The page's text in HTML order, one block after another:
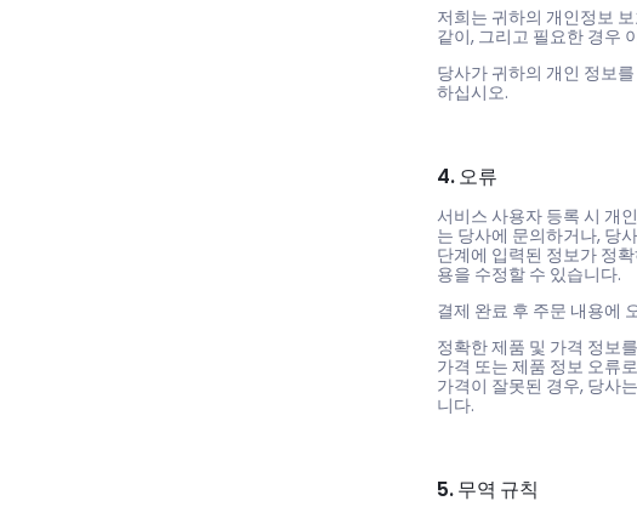
저희는 귀하의 개인정보
같이, 그리고 필요한 경우
당사가 귀하의 개인 정보
하십시오.
4. 오류
서비스 사용자 등록 시 개
는 당사에 문의하거나, 당
단계에 입력된 정보가 정
용을 수정할 수 있습니다.
결제 완료 후 주문 내용에
정확한 제품 및 가격 정보
가격 또는 제품 정보 오류
가격이 잘못된 경우, 당사
니다.
5. 무역 규칙